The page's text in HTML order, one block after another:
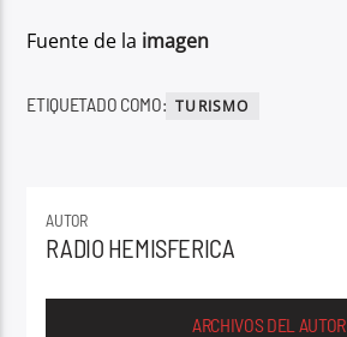
Fuente de la imagen
ETIQUETADO COMO: TURISMO
AUTOR
RADIO HEMISFERICA
ARCHIVOS DEL AUTOR